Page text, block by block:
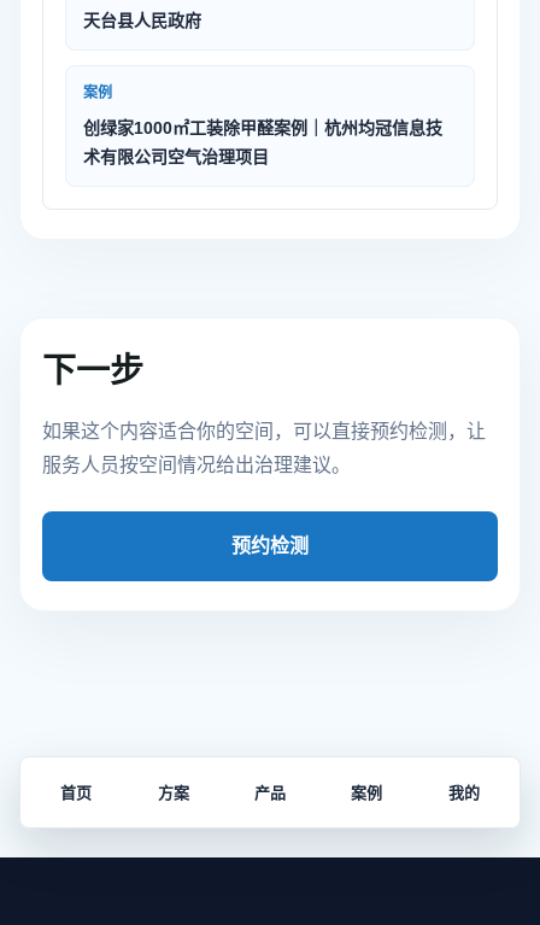
天台县人民政府
案例
创绿家1000㎡工装除甲醛案例｜杭州均冠信息技
术有限公司空气治理项目
下一步
如果这个内容适合你的空间，可以直接预约检测，让
服务人员按空间情况给出治理建议。
预约检测
首页 方案 产品 案例 我的